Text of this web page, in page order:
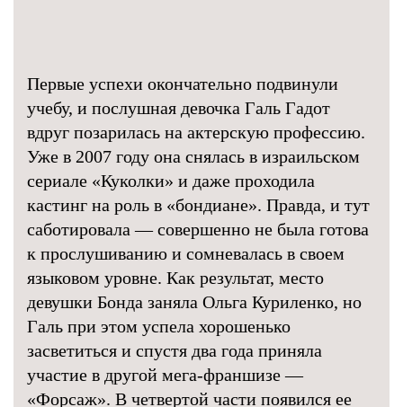
Первые успехи окончательно подвинули
учебу, и послушная девочка Галь Гадот
вдруг позарилась на актерскую профессию.
Уже в 2007 году она снялась в израильском
сериале «Куколки» и даже проходила
кастинг на роль в «бондиане». Правда, и тут
саботировала — совершенно не была готова
к прослушиванию и сомневалась в своем
языковом уровне. Как результат, место
девушки Бонда заняла Ольга Куриленко, но
Галь при этом успела хорошенько
засветиться и спустя два года приняла
участие в другой мега-франшизе —
«Форсаж». В четвертой части появился ее